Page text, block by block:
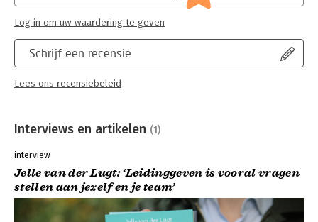
Schrijf een recensie
Lees ons recensiebeleid
Log in om uw waardering te geven
Interviews en artikelen (1)
interview
Jelle van der Lugt: ‘Leidinggeven is vooral vragen
stellen aan jezelf en je team’